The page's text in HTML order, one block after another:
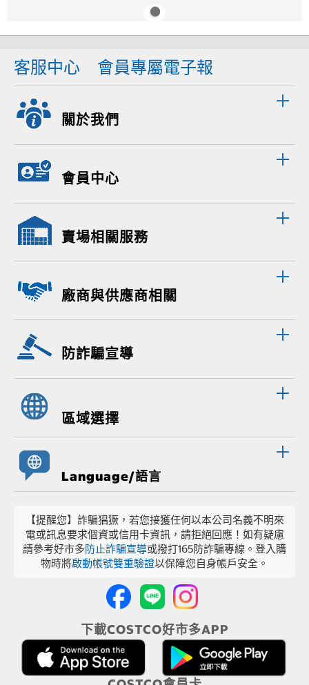
客服中心 會員專屬電子報
關於我們
會員中心
賣場相關服務
廠商與供應商相關
防詐騙宣導
區域選擇
Language/語言
【提醒您】詐騙猖獗，若您接獲任何以本公司名義不明來
電或訊息要求個資或信用卡資訊，請拒絕回應！如有疑慮
請參考好市多防止詐騙宣導或撥打165防詐騙專線。登入購
物時將啟動帳號雙重驗證以保障您自身帳戶安全。
下載COSTCO好市多APP